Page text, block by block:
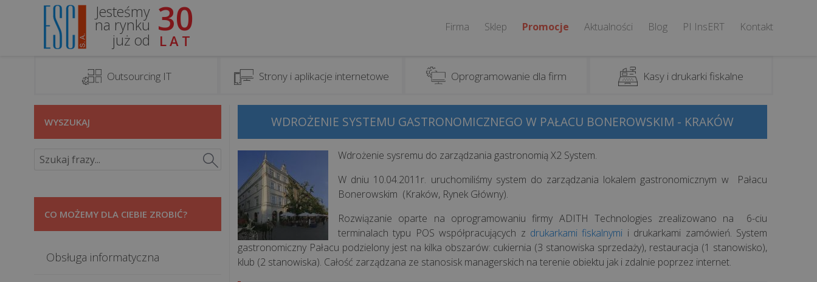
Jesteśmy
na rynku
już od
30
LAT
Firma Sklep Promocje Aktualności Blog PI InsERT Kontakt
Outsourcing IT Strony i aplikacje internetowe Oprogramowanie dla firm Kasy i drukarki fiskalne
WYSZUKAJ
CO MOŻEMY DLA CIEBIE ZROBIĆ?
Obsługa informatyczna
WDROŻENIE SYSTEMU GASTRONOMICZNEGO W PAŁACU BONEROWSKIM - KRAKÓW
Wdrożenie sysremu do zarządzania gastronomią X2 System.
W dniu 10.04.2011r. uruchomiliśmy system do zarządzania lokalem gastronomicznym w Pałacu
Bonerowskim (Kraków, Rynek Główny).
Rozwiązanie oparte na oprogramowaniu firmy ADITH Technologies zrealizowano na 6-ciu
terminalach typu POS współpracujących z drukarkami fiskalnymi i drukarkami zamówień. System
gastronomiczny Pałacu podzielony jest na kilka obszarów: cukiernia (3 stanowiska sprzedaży), restauracja (1 stanowisko),
klub (2 stanowiska). Całość zarządzana ze stanosisk managerskich na terenie obiektu jak i zdalnie poprzez internet.